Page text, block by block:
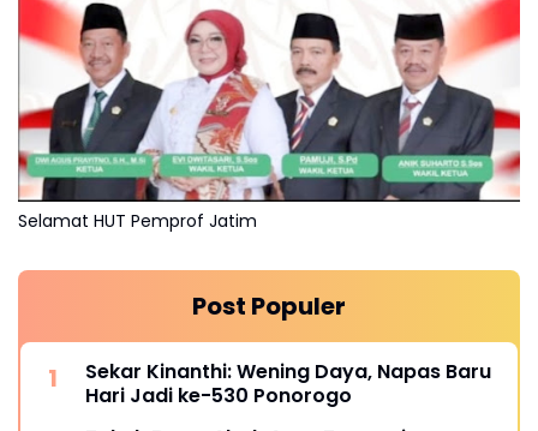
Selamat HUT Pemprof Jatim
Post Populer
Sekar Kinanthi: Wening Daya, Napas Baru
Hari Jadi ke-530 Ponorogo